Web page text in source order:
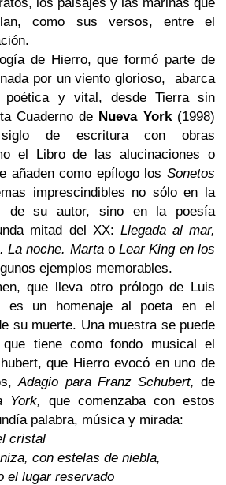
como sus versos, entre el
de Hierro, que formó parte de
por un viento glorioso, abarca
poética y vital, desde Tierra sin
Cuaderno de Nueva York (1998)
de escritura con obras
el Libro de las alucinaciones o
añaden como epílogo los Sonetos
imprescindibles no sólo en la
de su autor, sino en la poesía
mitad del XX: Llegada al mar,
La noche. MartaoLearKing en los
ejemplos memorables.
que lleva otro prólogo de Luis
es un homenaje al poeta en el
su muerte. Una muestra se puede
tiene como fondo musical el
que Hierro evocó en uno de
Adagio para Franz Schubert, de
York,
que comenzaba con estos
palabra, música y mirada:
cristal
con estelas de niebla,
el lugar reservado